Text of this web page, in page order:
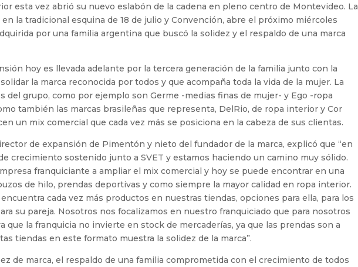
esta vez abrió su nuevo eslabón de la cadena en pleno centro de Montevideo. La
la tradicional esquina de 18 de julio y Convención, abre el próximo miércoles
por una familia argentina que buscó la solidez y el respaldo de una marca
hoy es llevada adelante por la tercera generación de la familia junto con la
la marca reconocida por todos y que acompaña toda la vida de la mujer. La
del grupo, como por ejemplo son Germe -medias finas de mujer- y Ego -ropa
también las marcas brasileñas que representa, DelRio, de ropa interior y Cor
un mix comercial que cada vez más se posiciona en la cabeza de sus clientas.
de expansión de Pimentón y nieto del fundador de la marca, explicó que “en
crecimiento sostenido junto a SVET y estamos haciendo un camino muy sólido.
franquiciante a ampliar el mix comercial y hoy se puede encontrar en una
de hilo, prendas deportivas y como siempre la mayor calidad en ropa interior.
cada vez más productos en nuestras tiendas, opciones para ella, para los
su pareja. Nosotros nos focalizamos en nuestro franquiciado que para nosotros
que la franquicia no invierte en stock de mercaderías, ya que las prendas son a
tiendas en este formato muestra la solidez de la marca”.
de marca, el respaldo de una familia comprometida con el crecimiento de todos